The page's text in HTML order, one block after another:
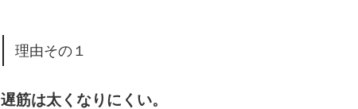
理由その１
遅筋は太くなりにくい。